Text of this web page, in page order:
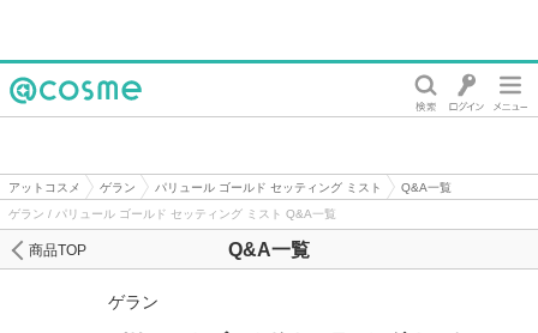
アットコスメ ゲラン パリュール ゴールド セッティング ミスト
Q&A一覧
ゲラン / パリュール ゴールド セッティング ミスト Q&A一覧
Q&A一覧
商品TOP
ゲラン